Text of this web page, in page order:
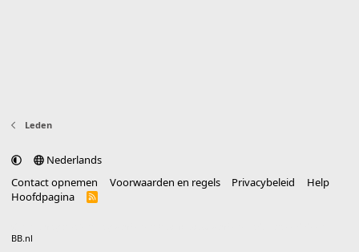
Leden
Nederlands
Contact opnemen
Voorwaarden en regels Privacybeleid
Help
Hoofdpagina
R
BB.nl